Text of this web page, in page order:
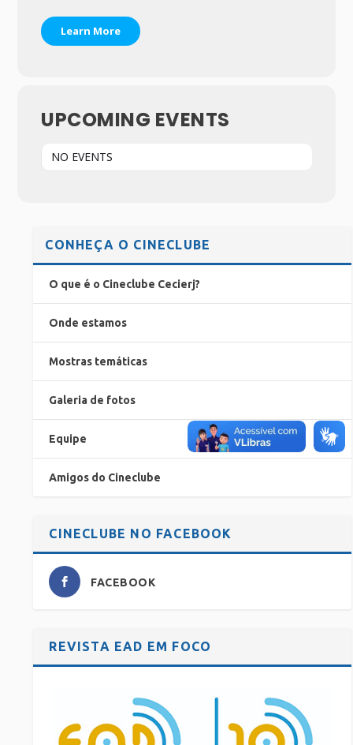
Learn More
UPCOMING EVENTS
NO EVENTS
CONHEÇA O CINECLUBE
O que é o Cineclube Cecierj?
Onde estamos
Mostras temáticas
Galeria de fotos
Equipe
Amigos do Cineclube
CINECLUBE NO FACEBOOK
FACEBOOK
REVISTA EAD EM FOCO